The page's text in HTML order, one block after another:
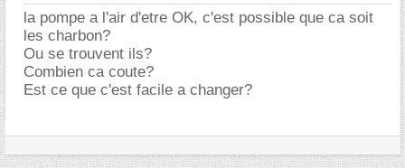
la pompe a l'air d'etre OK, c'est possible que ca soit
les charbon?
Ou se trouvent ils?
Combien ca coute?
Est ce que c'est facile a changer?